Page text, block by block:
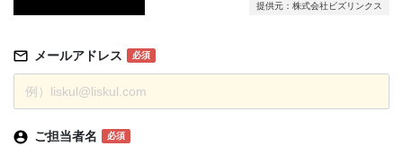
提供元：株式会社ビズリンクス
メールアドレス 必須
ご担当者名 必須